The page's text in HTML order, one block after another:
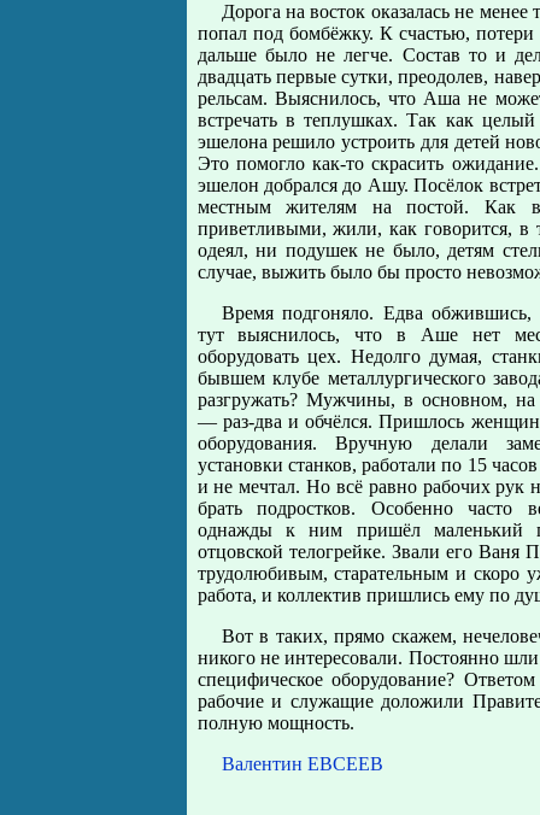
Дорога на восток оказалась не
попал под бомбёжку. К счастью,
дальше было не легче. Состав то и
двадцать первые сутки, преодолев,
рельсам. Выяснилось, что Аша не
встречать в теплушках. Так как
эшелона решило устроить для детей
Это помогло как-то скрасить
эшелон добрался до Ашу. Посёлок
местным жителям на постой. Как
приветливыми, жили, как говорится,
одеял, ни подушек не было, детям
случае, выжить было бы просто
Время подгоняло. Едва обжившись,
тут выяснилось, что в Аше нет
оборудовать цех. Недолго думая,
бывшем клубе металлургического
разгружать? Мужчины, в основном,
— раз-два и обчёлся. Пришлось
оборудования. Вручную делали
установки станков, работали по 15
и не мечтал. Но всё равно рабочих рук
брать подростков. Особенно часто
однажды к ним пришёл маленький
отцовской телогрейке. Звали его Ваня
трудолюбивым, старательным и скоро
работа, и коллектив пришлись ему по
Вот в таких, прямо скажем,
никого не интересовали. Постоянно
специфическое оборудование?
рабочие и служащие доложили
полную мощность.
Валентин ЕВСЕЕВ